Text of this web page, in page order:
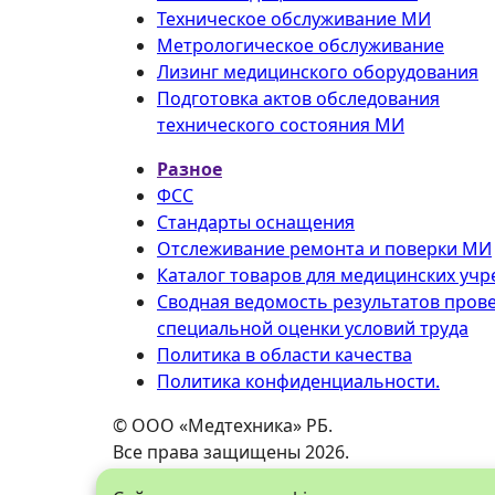
Техническое обслуживание МИ
Метрологическое обслуживание
Лизинг медицинского оборудования
Подготовка актов обследования
технического состояния МИ
Разное
ФСС
Стандарты оснащения
Отслеживание ремонта и поверки МИ
Каталог товаров для медицинских
Сводная ведомость результатов
специальной оценки условий труда
Политика в области качества
Политика конфиденциальности.
© ООО «Медтехника» РБ.
Все права защищены 2026.